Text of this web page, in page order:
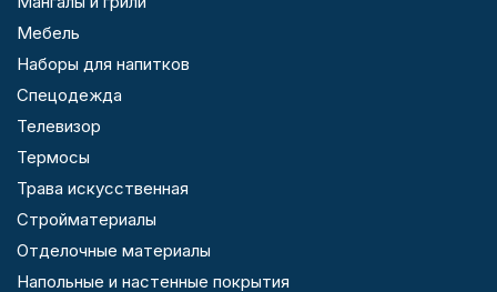
Мебель
Наборы для напитков
Спецодежда
Телевизор
Термосы
Трава искусственная
Стройматериалы
Отделочные материалы
Напольные и настенные покрытия